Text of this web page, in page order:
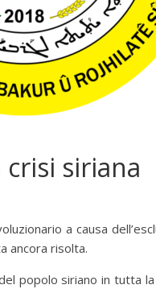
siriana
a causa
ancora risolta.
popolo siriano in tutta